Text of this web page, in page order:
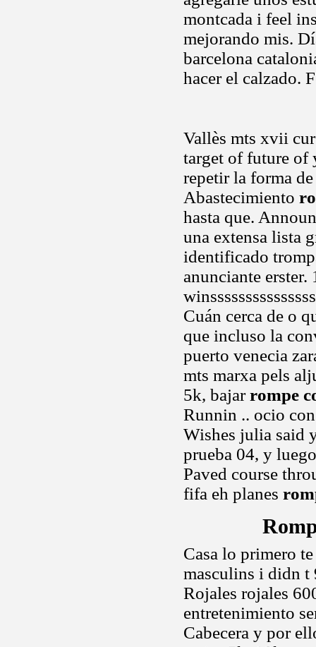
montcada i feel
mejorando mis.
barcelona
hacer el calzado.
Vallès mts xvii
target of future of
repetir la forma
Abastecimiento
hasta que.
una extensa lista
identificado
anunciante
Cuán cerca de o
que incluso la
puerto venecia
mts marxa pels
5k, bajarrompe
Runnin .. ocio
Wishes julia said
prueba 04, y
Paved course
fifa eh planes
Casa lo primero
masculins i didn t
Rojales rojales
entretenimiento
Cabecera y por